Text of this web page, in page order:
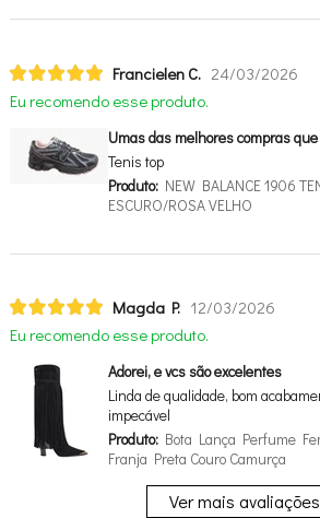
Francielen C. 24/03/2026
Eu recomendo esse produto.
Umas das melhores compras
Tenis top
Produto:NEW BALANCE 1906
ESCURO/ROSA VELHO
Magda P. 12/03/2026
Eu recomendo esse produto.
Adorei, e vcs são excelentes
Linda de qualidade, bom
impecável
Produto:Bota Lança Perfume
Franja Preta Couro Camurça
Ver mais avaliações